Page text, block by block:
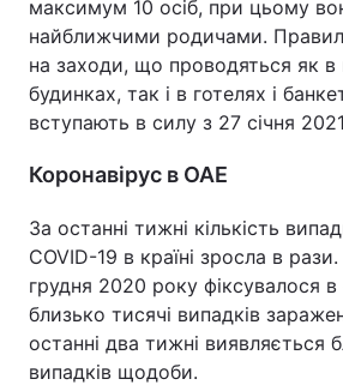
максимум 10 осіб, при цьому
найближчими родичами.
на заходи, що проводяться як в
будинках, так і в готелях і
вступають в силу з 27 січня
Коронавірус в ОАЕ
За останні тижні кількість
COVID-19 в країні зросла в
грудня 2020 року фіксувалося
близько тисячі випадків
останні два тижні виявляється
випадків щодоби.